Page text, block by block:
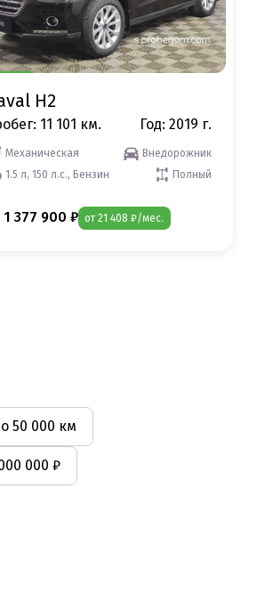
H2
11 101 км. Год: 2019 г.
Механическая
Внедорожник
1.5 л, 150 л.с., Бензин
Полный
1 377 900 ₽ от 21 408 ₽/мес.
50 000 км
000 ₽